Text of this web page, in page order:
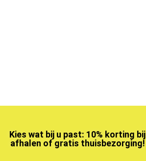
Kies wat bij u past: 10% korting bij
afhalen of gratis thuisbezorging!